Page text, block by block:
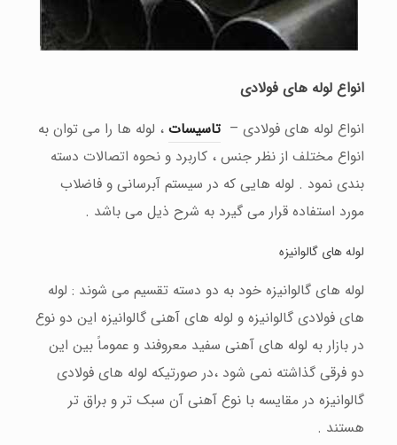
انواع لوله های فولادی
انواع لوله های فولادی – تاسیسات، لوله ها را می توان به
انواع مختلف از نظر جنس ، کاربرد و نحوه اتصالات دسته
بندی نمود . لوله هایی که در سیستم آبرسانی و فاضلاب
مورد استفاده قرار می گیرد به شرح ذیل می باشد .
لوله های گالوانیزه
لوله های گالوانیزه خود به دو دسته تقسیم می شوند : لوله
های فولادی گالوانیزه و لوله های آهنی گالوانیزه این دو نوع
در بازار به لوله های آهنی سفید معروفند و عموماً بین این
دو فرقی گذاشته نمی شود ،در صورتیکه لوله های فولادی
گالوانیزه در مقایسه با نوع آهنی آن سبک تر و براق تر
هستند .